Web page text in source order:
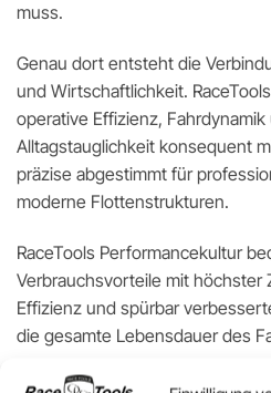
muss.
Genau dort entsteht die
und Wirtschaftlichkeit.
operative Effizienz,
Alltagstauglichkeit konsequent
präzise abgestimmt für
moderne Flottenstrukturen.
RaceTools Performancekultur
Verbrauchsvorteile mit höchster
Effizienz und spürbar
die gesamte Lebensdauer des